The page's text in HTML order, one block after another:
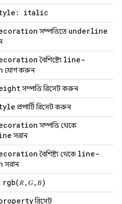
italic
সম্পত্তিতে underline
বৈশিষ্ট্যে line-
যোগ করুন
সম্পত্তি রিসেট করুন
প্রপার্টি রিসেট করুন
সম্পত্তি থেকে
সরান
বৈশিষ্ট্য থেকে line-
সরান
rgb(𝑅,𝐺,𝐵)
রিসেট